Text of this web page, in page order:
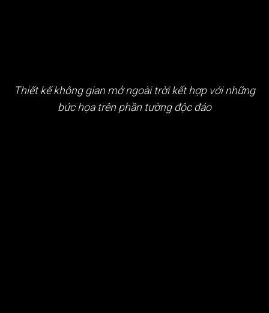
Thiết kế không gian mở ngoài trời kết hợp với những
bức họa trên phần tường độc đáo